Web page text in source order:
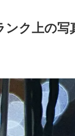
ンク上の写